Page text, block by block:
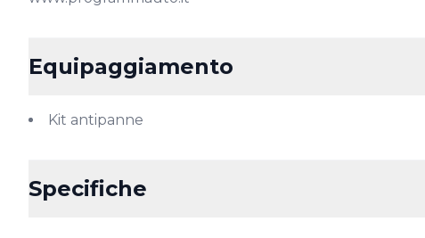
Equipaggiamento
Kit antipanne
Specifiche